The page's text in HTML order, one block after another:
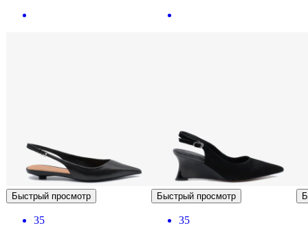
Быстрый просмотр
35
Быстрый просмотр
35